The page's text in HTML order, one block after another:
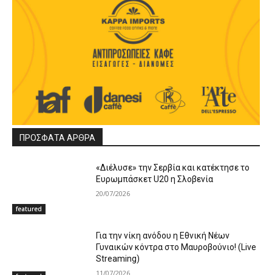
ΠΡΟΣΦΑΤΑ ΑΡΘΡΑ
featured
«Διέλυσε» την Σερβία και κατέκτησε το
Ευρωμπάσκετ U20 η Σλοβενία
20/07/2026
Για την νίκη ανόδου η Εθνική Νέων
Γυναικών κόντρα στο Μαυροβούνιο! (Live
Streaming)
11/07/2026